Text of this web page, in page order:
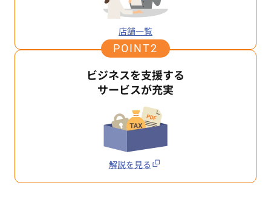
店舗一覧
POINT2
ビジネスを支援する
サービスが充実
解説を見る